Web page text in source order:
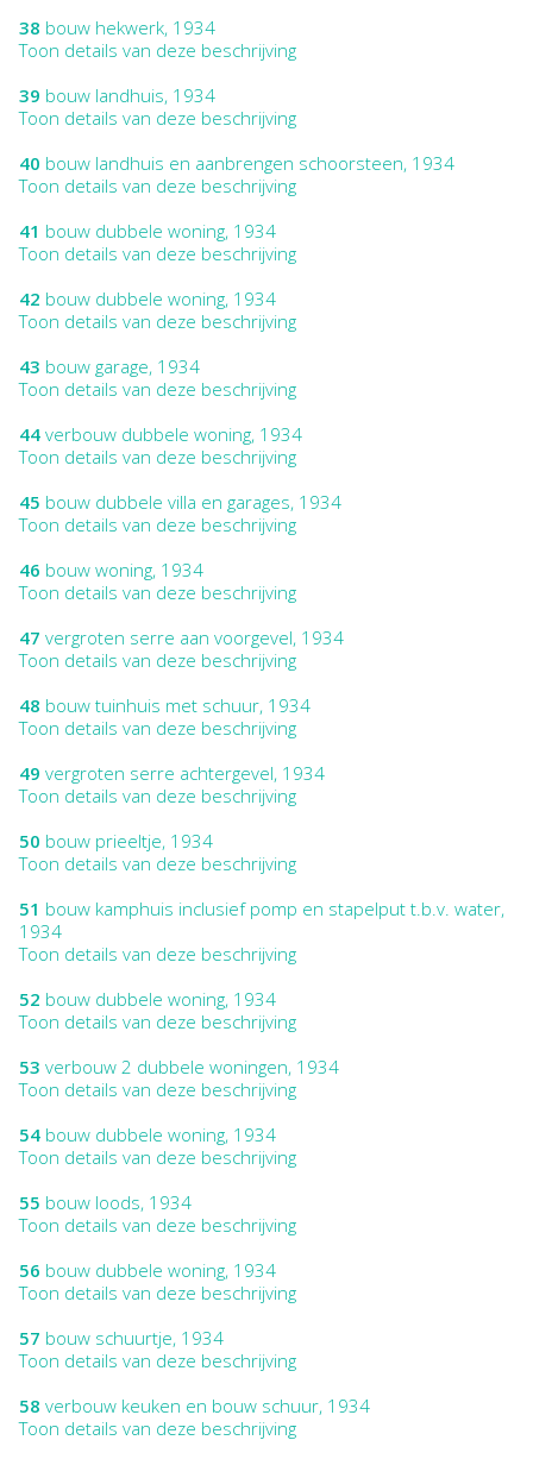
38 bouw hekwerk, 1934
Toon details van deze beschrijving
39 bouw landhuis, 1934
Toon details van deze beschrijving
40 bouw landhuis en aanbrengen schoorsteen, 1934
Toon details van deze beschrijving
41 bouw dubbele woning, 1934
Toon details van deze beschrijving
42 bouw dubbele woning, 1934
Toon details van deze beschrijving
43 bouw garage, 1934
Toon details van deze beschrijving
44 verbouw dubbele woning, 1934
Toon details van deze beschrijving
45 bouw dubbele villa en garages, 1934
Toon details van deze beschrijving
46 bouw woning, 1934
Toon details van deze beschrijving
47 vergroten serre aan voorgevel, 1934
Toon details van deze beschrijving
48 bouw tuinhuis met schuur, 1934
Toon details van deze beschrijving
49 vergroten serre achtergevel, 1934
Toon details van deze beschrijving
50 bouw prieeltje, 1934
Toon details van deze beschrijving
51 bouw kamphuis inclusief pomp en stapelput t.b.v. water,
1934
Toon details van deze beschrijving
52 bouw dubbele woning, 1934
Toon details van deze beschrijving
53 verbouw 2 dubbele woningen, 1934
Toon details van deze beschrijving
54 bouw dubbele woning, 1934
Toon details van deze beschrijving
55 bouw loods, 1934
Toon details van deze beschrijving
56 bouw dubbele woning, 1934
Toon details van deze beschrijving
57 bouw schuurtje, 1934
Toon details van deze beschrijving
58 verbouw keuken en bouw schuur, 1934
Toon details van deze beschrijving